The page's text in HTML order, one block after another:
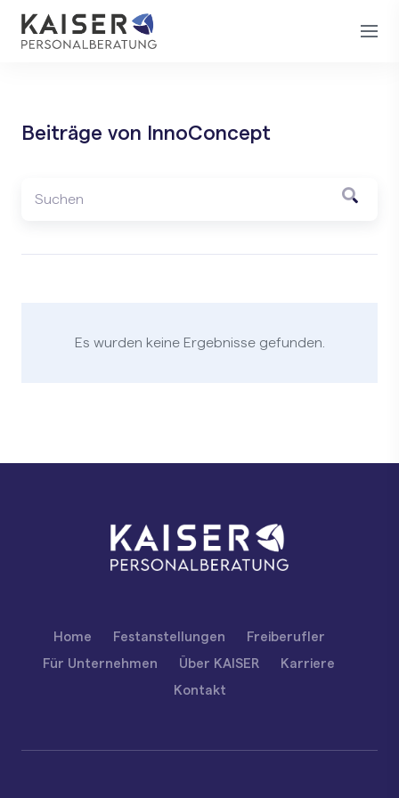
Beiträge von InnoConcept
Es wurden keine Ergebnisse gefunden.
Home Festanstellungen
Freiberufler
Für Unternehmen
Über KAISER
Karriere
Kontakt